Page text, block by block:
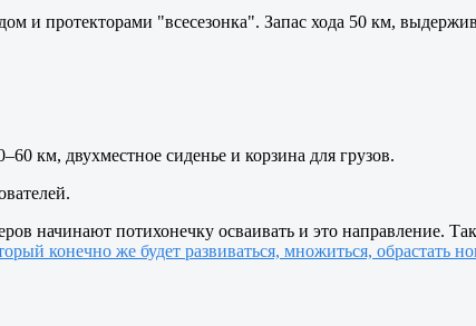
и протекторами "всесезонка". Запас хода 50 км,
км, двухместное сиденье и корзина для грузов.
начинают потихонечку осваивать и это направление. Так
конечно же будет развиваться, множиться, обрастать